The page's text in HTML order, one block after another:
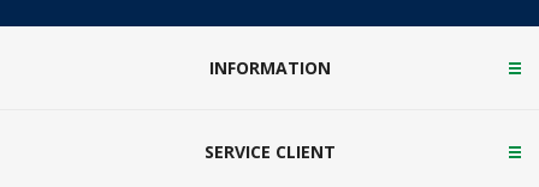
INFORMATION
SERVICE CLIENT